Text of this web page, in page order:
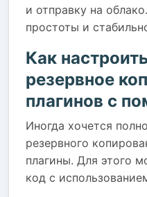
и отправку на
простоты и
Как
резервное
плагинов с
Иногда хочется
резервного
плагины. Для этого
код с